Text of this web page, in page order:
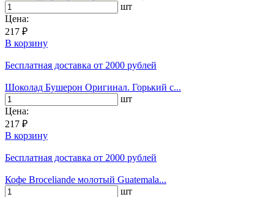
шт
Цена:
217 ₽
В корзину
Бесплатная доставка от 2000 рублей
Шоколад Бушерон Оригинал. Горький с...
шт
Цена:
217 ₽
В корзину
Бесплатная доставка от 2000 рублей
Кофе Broceliande молотый Guatemala...
шт